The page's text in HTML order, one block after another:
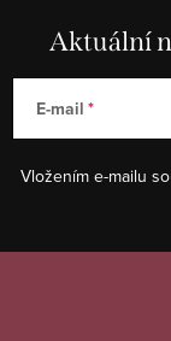
ý
i
v
n
Aktuální
E-mail
Vložením e-mailu